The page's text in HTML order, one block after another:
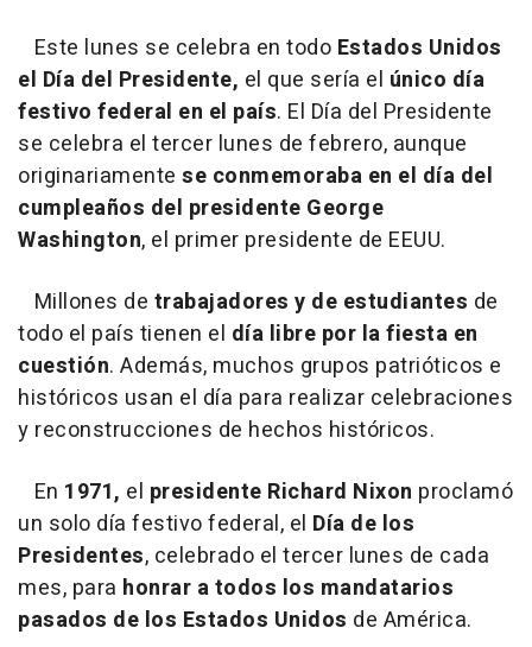
Este lunes se celebra en todo Estados Unidos
el Día del Presidente, el que sería el único día
festivo federal en el país. El Día del Presidente
se celebra el tercer lunes de febrero, aunque
originariamente se conmemoraba en el día del
cumpleaños del presidente George
Washington, el primer presidente de EEUU.
Millones de trabajadores y de estudiantes de
todo el país tienen el día libre por la fiesta en
cuestión. Además, muchos grupos patrióticos e
históricos usan el día para realizar celebraciones
y reconstrucciones de hechos históricos.
En 1971, el presidente Richard Nixon proclamó
un solo día festivo federal, el Día de los
Presidentes, celebrado el tercer lunes de cada
mes, para honrar a todos los mandatarios
pasados de los Estados Unidos de América.